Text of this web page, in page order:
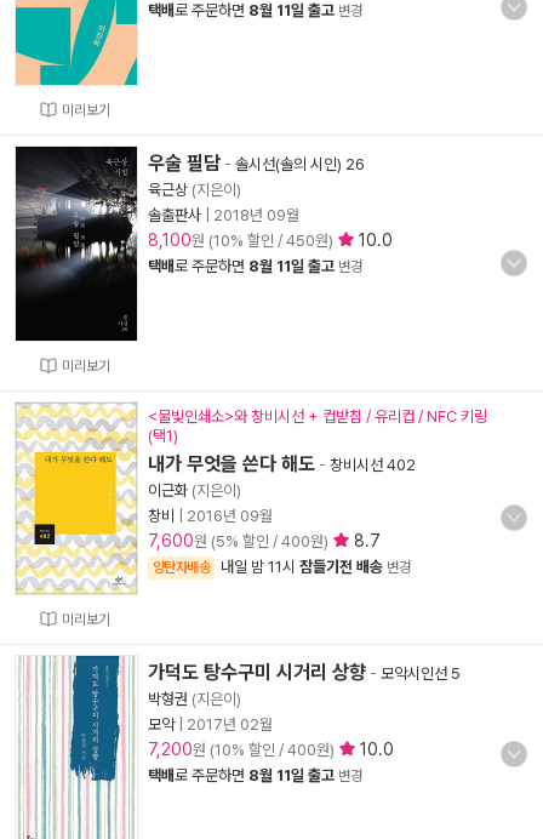
미리보기
택배로 주문하면 8월 11일 출고 변경
미리보기
우술 필담 - 솔시선(솔의 시인) 26
육근상 (지은이)
솔출판사
2018년 09월
8,100원 (10% 할인 / 450원) 10.0
택배로 주문하면 8월 11일 출고 변경
미리보기
<물빛인쇄소>와 창비시선 + 컵받침 / 유리컵 / NFC 키링
(택1)
내가 무엇을 쓴다 해도 - 창비시선 402
이근화 (지은이)
창비
2016년 09월
7,600원 (5% 할인 / 400원) 8.7
양탄자배송 내일 밤 11시 잠들기전 배송 변경
가덕도 탕수구미 시거리 상향 - 모악시인선 5
박형권 (지은이)
모악| 2017년 02월
7,200원 (10% 할인 / 400원) 10.0
택배로 주문하면 8월 11일 출고 변경